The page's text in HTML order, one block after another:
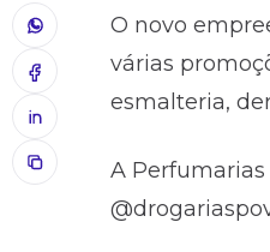
O novo
várias
esmalteria,
A Perfumarias